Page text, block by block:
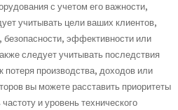
с учетом его важности,
учитывать цели ваших клиентов,
безопасности, эффективности или
следует учитывать последствия
потеря производства, доходов или
вы можете расставить приоритеты
и уровень технического